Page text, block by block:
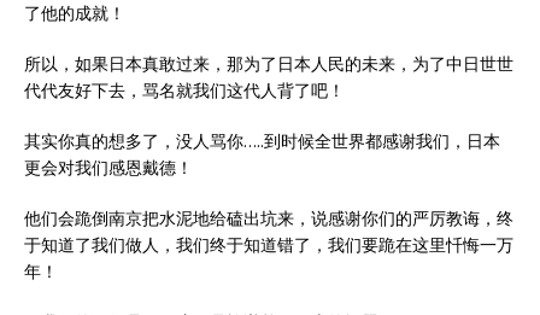
了他的成就！
所以，如果日本真敢过来，那为了日本人民的未来，为了中日世世
代代友好下去，骂名就我们这代人背了吧！
其实你真的想多了，没人骂你…..到时候全世界都感谢我们，日本
更会对我们感恩戴德！
他们会跪倒南京把水泥地给磕出坑来，说感谢你们的严厉教诲，终
于知道了我们做人，我们终于知道错了，我们要跪在这里忏悔一万
年！